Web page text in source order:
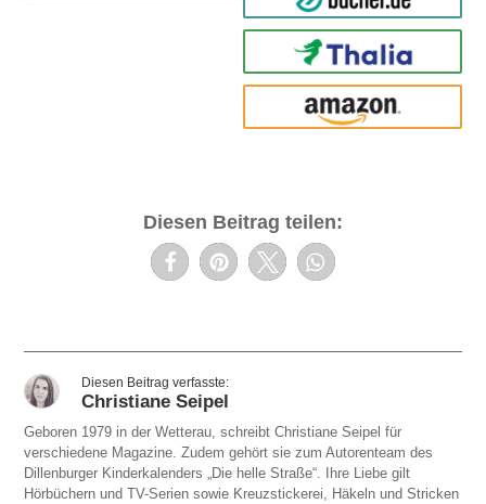
Thalia
amazon
Diesen Beitrag teilen:
Christiane Seipel
Geboren 1979 in der Wetterau, schreibt Christiane Seipel für
verschiedene Magazine. Zudem gehört sie zum Autorenteam des
Dillenburger Kinderkalenders „Die helle Straße“. Ihre Liebe gilt
Hörbüchern und TV-Serien sowie Kreuzstickerei, Häkeln und Stricken